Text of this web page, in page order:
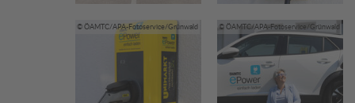
© ÖAMTC/APA-Fotoservice/Grünwald © ÖAMTC/APA-Fotoservice/Grünwald